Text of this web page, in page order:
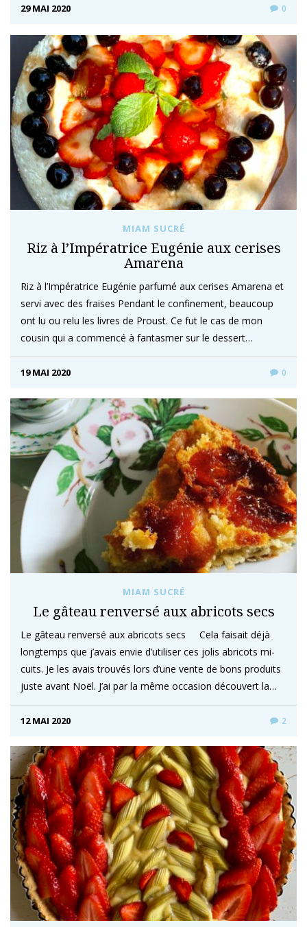
29 MAI 2020 0
MIAM SUCRÉ
Riz à l’Impératrice Eugénie aux cerises
Amarena
Riz à l’Impératrice Eugénie parfumé aux cerises Amarena et
servi avec des fraises Pendant le confinement, beaucoup
ont lu ou relu les livres de Proust. Ce fut le cas de mon
cousin qui a commencé à fantasmer sur le dessert…
19 MAI 2020 0
MIAM SUCRÉ
Le gâteau renversé aux abricots secs
Le gâteau renversé aux abricots secs Cela faisait déjà
longtemps que j’avais envie d’utiliser ces jolis abricots mi-
cuits. Je les avais trouvés lors d’une vente de bons produits
juste avant Noël. J’ai par la même occasion découvert la…
12 MAI 2020 2